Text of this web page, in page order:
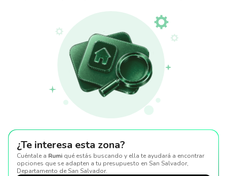
¿Te interesa esta zona?
Cuéntale a Rumi qué estás buscando y ella te ayudará a encontrar
opciones que se adapten a tu presupuesto en San Salvador,
Departamento de San Salvador.